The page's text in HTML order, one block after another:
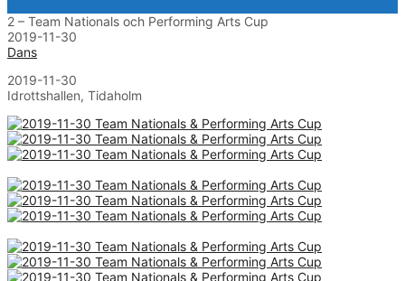
2 – Team Nationals och Performing Arts Cup
2019-11-30
Dans
2019-11-30
Idrottshallen, Tidaholm